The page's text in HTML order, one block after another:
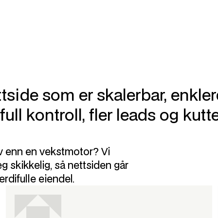
som er skalerbar,
kontroll, fler leads og
enn en vekstmotor? Vi
skikkelig, så nettsiden går
eiendel.